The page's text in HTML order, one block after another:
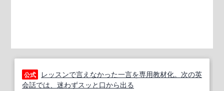
公式
レッスンで言えなかった一言を専用教材化。次の英
会話では、迷わずスッと口から出る